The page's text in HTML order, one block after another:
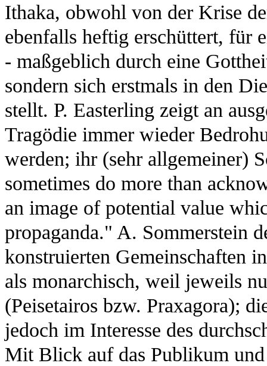
Ithaka, obwohl von der Krise
ebenfalls heftig erschüttert, für
- maßgeblich durch eine
sondern sich erstmals in den
stellt. P. Easterling zeigt an
Tragödie immer wieder
werden; ihr (sehr allgemeiner)
sometimes do more than
an image of potential value
propaganda." A. Sommerstein
konstruierten Gemeinschaften
als monarchisch, weil jeweils
(Peisetairos bzw. Praxagora);
jedoch im Interesse des
Mit Blick auf das Publikum und